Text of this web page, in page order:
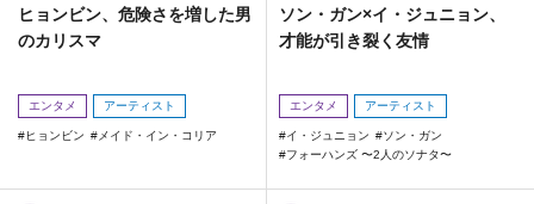
ヒョンビン、危険さを増した男
のカリスマ
エンタメ アーティスト
ヒョンビン メイド・イン・コリア
ソン・ガン×イ・ジュニョン、
才能が引き裂く友情
エンタメ アーティスト
イ・ジュニョン
ソン・ガン
フォーハンズ 〜2人のソナタ〜